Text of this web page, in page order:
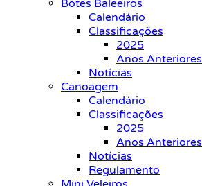
Botes Baleeiros
Calendário
Classificações
2025
Anos Anteriores
Notícias
Canoagem
Calendário
Classificações
2025
Anos Anteriores
Notícias
Regulamento